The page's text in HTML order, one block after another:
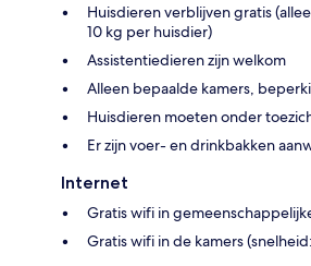
Huisdieren verblijven gratis
10 kg per huisdier)
Assistentiedieren zijn welkom
Alleen bepaalde kamers,
Huisdieren moeten onder
Er zijn voer- en drinkbakken
Internet
Gratis wifi in
Gratis wifi in de kamers